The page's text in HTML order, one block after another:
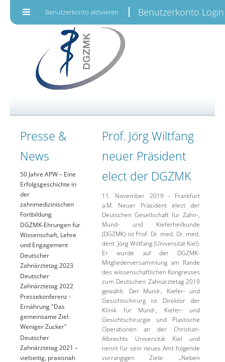
Benutzerkonto aktivieren Benutzerkonto Login
Presse &
News
50 Jahre APW – Eine
Erfolgsgeschichte in
der
zahnmedizinischen
Fortbildung
DGZMK-Ehrungen für
Wissenschaft, Lehre
und Engagement
Deutscher
Zahnärztetag 2023
Deutscher
Zahnärztetag 2022
Pressekonferenz -
Ernährung "Das
gemeinsame Ziel:
Weniger Zucker"
Deutscher
Zahnärztetag 2021 –
vielseitig, praxisnah
Prof. Jörg Wiltfang
neuer Präsident
elect der DGZMK
11. November 2019 - Frankfurt
a.M. Neuer Präsident elect der
Deutschen Gesellschaft für Zahn-,
Mund- und Kieferheilkunde
(DGZMK) ist Prof. Dr. med. Dr. med.
dent. Jörg Wiltfang (Universität Kiel).
Er wurde auf der DGZMK-
Mitgliederversammlung am Rande
des wissenschaftlichen Kongresses
zum Deutschen Zahnärztetag 2019
gewählt. Der Mund-, Kiefer- und
Gesichtschirurg ist Direktor der
Klinik für Mund-, Kiefer- und
Gesichtschirurgie und Plastische
Operationen an der Christian-
Albrechts Universität Kiel und
nennt für sein neues Amt folgende
vorrangigen Ziele: „Neben